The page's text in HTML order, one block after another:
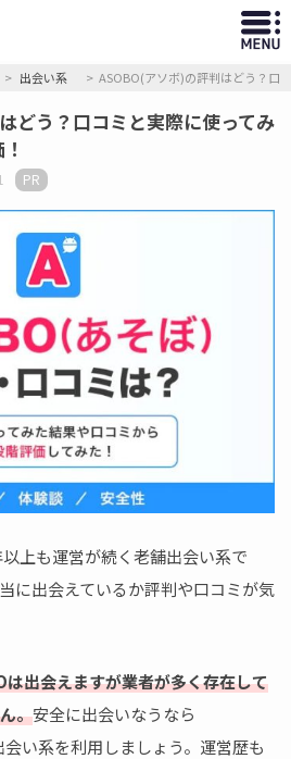
出会い系 ASOBO(アソボ)の評判はどう？口
どう？口コミと実際に使ってみ
上も運営が続く老舗出会い系で
に出会えているか評判や口コミが気
は出会えますが業者が多く存在して
。安全に出会いなうなら
会い系を利用しましょう。運営歴も